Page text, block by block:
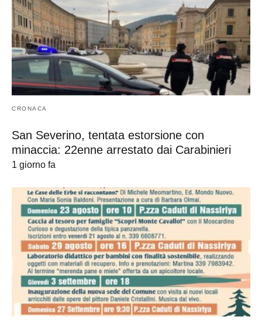
CRONACA
San Severino, tentata estorsione con
minaccia: 22enne arrestato dai Carabinieri
1 giorno fa